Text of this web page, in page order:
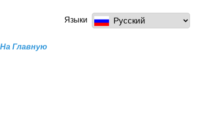
основному
содержанию
a100z.comЯзыки
На Главную